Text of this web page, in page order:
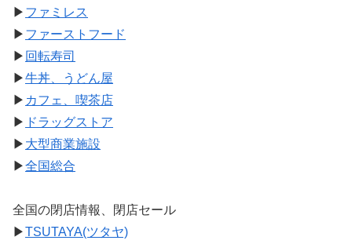
▶ ファミレス
▶ ファーストフード
▶ 回転寿司
▶牛丼、うどん屋
▶ カフェ、喫茶店
▶ ドラッグストア
▶ 大型商業施設
▶全国総合
全国の閉店情報、閉店セール
▶TSUTAYA(ツタヤ)